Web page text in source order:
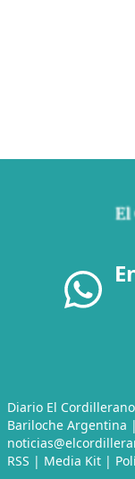
Diario El
Bariloche Argentina
RSS | Media Kit |